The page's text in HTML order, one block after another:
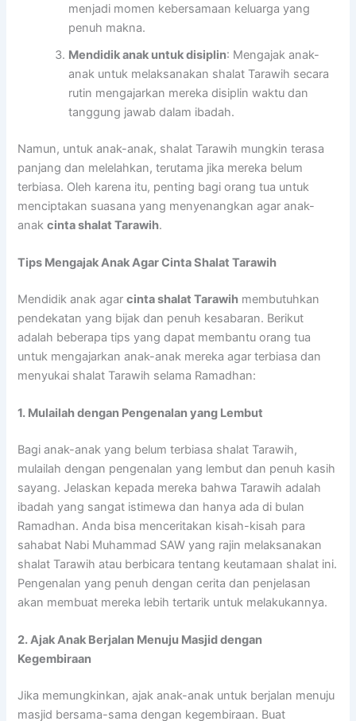
menjadi momen kebersamaan keluarga yang
penuh makna.
Mendidik anak untuk disiplin: Mengajak anak-
anak untuk melaksanakan shalat Tarawih secara
rutin mengajarkan mereka disiplin waktu dan
tanggung jawab dalam ibadah.
Namun, untuk anak-anak, shalat Tarawih mungkin terasa
panjang dan melelahkan, terutama jika mereka belum
terbiasa. Oleh karena itu, penting bagi orang tua untuk
menciptakan suasana yang menyenangkan agar anak-
anakcinta shalat Tarawih.
Tips Mengajak Anak Agar Cinta Shalat Tarawih
Mendidik anak agarcinta shalat Tarawih membutuhkan
pendekatan yang bijak dan penuh kesabaran. Berikut
adalah beberapa tips yang dapat membantu orang tua
untuk mengajarkan anak-anak mereka agar terbiasa dan
menyukai shalat Tarawih selama Ramadhan:
1. Mulailah dengan Pengenalan yang Lembut
Bagi anak-anak yang belum terbiasa shalat Tarawih,
mulailah dengan pengenalan yang lembut dan penuh kasih
sayang. Jelaskan kepada mereka bahwa Tarawih adalah
ibadah yang sangat istimewa dan hanya ada di bulan
Ramadhan. Anda bisa menceritakan kisah-kisah para
sahabat Nabi Muhammad SAW yang rajin melaksanakan
shalat Tarawih atau berbicara tentang keutamaan shalat ini.
Pengenalan yang penuh dengan cerita dan penjelasan
akan membuat mereka lebih tertarik untuk melakukannya.
2. Ajak Anak Berjalan Menuju Masjid dengan
Kegembiraan
Jika memungkinkan, ajak anak-anak untuk berjalan menuju
masjid bersama-sama dengan kegembiraan. Buat